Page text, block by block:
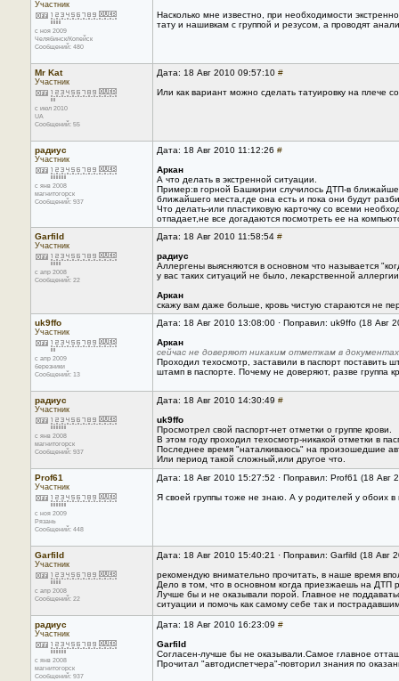
Участник
с ноя 2009
Челябинск/Копейск
Сообщений: 480
Насколько мне известно, при необходимости
тату и нашивкам с группой и резусом, а проводят
Mr Kat
Участник
с июл 2010
UA
Сообщений: 55
Дата: 18 Авг 2010 09:57:10 #
Или как вариант можно сделать татуировку на плече
радиус
Участник
с янв 2008
магнитогорск
Сообщений: 937
Дата: 18 Авг 2010 11:12:26 #
Аркан
А что делать в экстренной ситуации.
Пример:в горной Башкирии случилось ДТП-в
ближайшего места,где она есть и пока они будут
Что делать-или пластиковую карточку со всеми
отпадает,не все догадаются посмотреть ее на
Garfild
Участник
с апр 2008
Сообщений: 22
Дата: 18 Авг 2010 11:58:54 #
радиус
Аллергены выясняются в основном что называется
у вас таких ситуаций не было, лекарственной
Аркан
скажу вам даже больше, кровь чистую стараются не
uk9ffo
Участник
с апр 2009
березники
Сообщений: 13
Дата: 18 Авг 2010 13:08:00 · Поправил: uk9ffo (18 Авг
Аркан
сейчас не доверяют никаким отметкам в документах
Проходил техосмотр, заставили в паспорт поставить
штамп в паспорте. Почему не доверяют, разве группа
радиус
Участник
с янв 2008
магнитогорск
Сообщений: 937
Дата: 18 Авг 2010 14:30:49 #
uk9ffo
Просмотрел свой паспорт-нет отметки о группе крови.
В этом году проходил техосмотр-никакой отметки в
Последнее время "наталкиваюсь" на произошедшие
Или период такой сложный,или другое что.
Prof61
Участник
с ноя 2009
Рязань
Сообщений: 448
Дата: 18 Авг 2010 15:27:52 · Поправил: Prof61 (18 Авг
Я своей группы тоже не знаю. А у родителей у обоих
Garfild
Участник
с апр 2008
Сообщений: 22
Дата: 18 Авг 2010 15:40:21 · Поправил: Garfild (18 Авг
рекомендую внимательно прочитать, в наше время
Дело в том, что в основном когда приезжаешь на ДТП
Лучше бы и не оказывали порой. Главное не
ситуации и помочь как самому себе так и
радиус
Участник
с янв 2008
магнитогорск
Сообщений: 937
Дата: 18 Авг 2010 16:23:09 #
Garfild
Согласен-лучше бы не оказывали.Самое главное
Прочитал "автодиспетчера"-повторил знания по